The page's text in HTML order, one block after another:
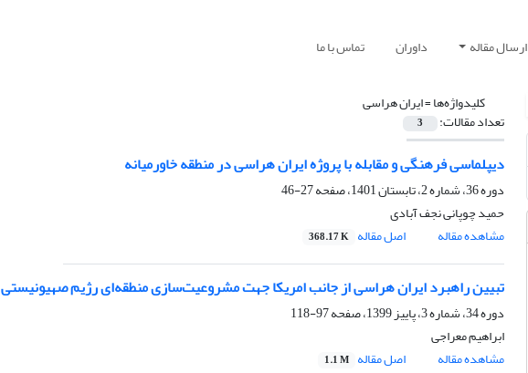
ارسال مقاله داوران تماس با ما
کلیدواژه‌ها =ایران هراسی
تعداد مقالات: 3
دیپلماسی فرهنگی و مقابله با پروژه ایران هراسی در منطقه خاورمیانه
دوره 36، شماره 2، تابستان 1401، صفحه
27-46
حمید چوپانی نجف آبادی
مشاهده مقاله
اصل مقاله 368.17 K
تبیین راهبرد ایران هراسی از جانب امریکا جهت مشروعیت‌سازی منطقه‌ای رژیم صهیونیستی
دوره 34، شماره 3، پاییز 1399، صفحه
97-118
ابراهیم معراجی
مشاهده مقاله
اصل مقاله 1.1 M